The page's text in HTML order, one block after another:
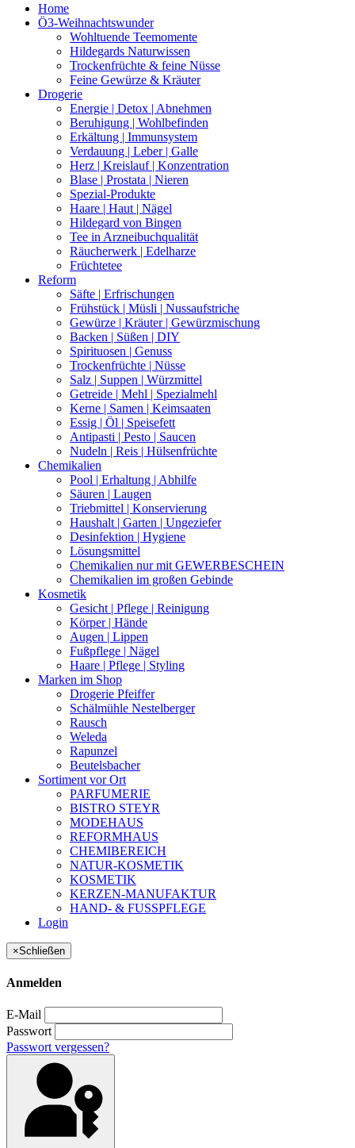
Home
Ö3-Weihnachtswunder
Wohltuende Teemomente
Hildegards Naturwissen
Trockenfrüchte & feine Nüsse
Feine Gewürze & Kräuter
Drogerie
Energie | Detox | Abnehmen
Beruhigung | Wohlbefinden
Erkältung | Immunsystem
Verdauung | Leber | Galle
Herz | Kreislauf | Konzentration
Blase | Prostata | Nieren
Spezial-Produkte
Haare | Haut | Nägel
Hildegard von Bingen
Tee in Arzneibuchqualität
Räucherwerk | Edelharze
Früchtetee
Reform
Säfte | Erfrischungen
Frühstück | Müsli | Nussaufstriche
Gewürze | Kräuter | Gewürzmischung
Backen | Süßen | DIY
Spirituosen | Genuss
Trockenfrüchte | Nüsse
Salz | Suppen | Würzmittel
Getreide | Mehl | Spezialmehl
Kerne | Samen | Keimsaaten
Essig | Öl | Speisefett
Antipasti | Pesto | Saucen
Nudeln | Reis | Hülsenfrüchte
Chemikalien
Pool | Erhaltung | Abhilfe
Säuren | Laugen
Triebmittel | Konservierung
Haushalt | Garten | Ungeziefer
Desinfektion | Hygiene
Lösungsmittel
Chemikalien nur mit GEWERBESCHEIN
Chemikalien im großen Gebinde
Kosmetik
Gesicht | Pflege | Reinigung
Körper | Hände
Augen | Lippen
Fußpflege | Nägel
Haare | Pflege | Styling
Marken im Shop
Drogerie Pfeiffer
Schälmühle Nestelberger
Rausch
Weleda
Rapunzel
Beutelsbacher
Sortiment vor Ort
PARFUMERIE
BISTRO STEYR
MODEHAUS
REFORMHAUS
CHEMIBEREICH
NATUR-KOSMETIK
KOSMETIK
KERZEN-MANUFAKTUR
HAND- & FUSSPFLEGE
Login
×Schließen
Anmelden
E-Mail
Passwort
Passwort vergessen?